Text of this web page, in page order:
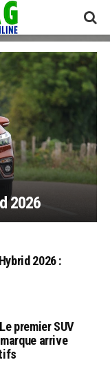
2026
2026 :
premier SUV
arrive